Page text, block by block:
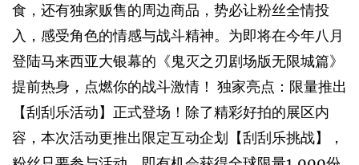
食，还有独家贩售的周边商品，势必让粉丝全情投
入，感受角色的情感与战斗精神。为即将在今年八月
登陆马来西亚大银幕的《鬼灭之刃剧场版无限城篇》
提前热身，点燃你的战斗激情！ 独家亮点：限量推出
【刮刮乐活动】正式登场！除了精彩好拍的展区内
容，本次活动更推出限定互动企划【刮刮乐挑战】，